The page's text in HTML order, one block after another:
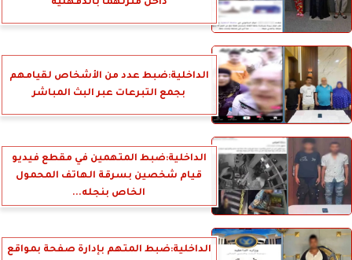
داخل منزلهما بالدقهلية
الداخلية:ضبط عدد من الأشخاص لقيامهم
بجمع التبرعات عبر البث المباشر
الداخلية:ضبط المتهمين في مقطع فيديو
قيام شخصين بسرقة الهاتف المحمول
الخاص بنجله...
الداخلية:ضبط المتهم بإدارة صفحة بمواقع